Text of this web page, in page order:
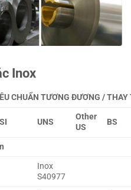
Inox
CHUẨN TƯƠNG ĐƯƠNG / THAY
UNS
Other
US
BS
Inox
S40977